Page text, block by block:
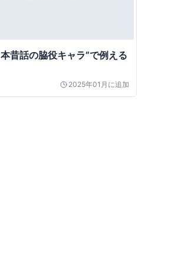
昔話の脇役キャラ”で例える
2025年01月 に追加